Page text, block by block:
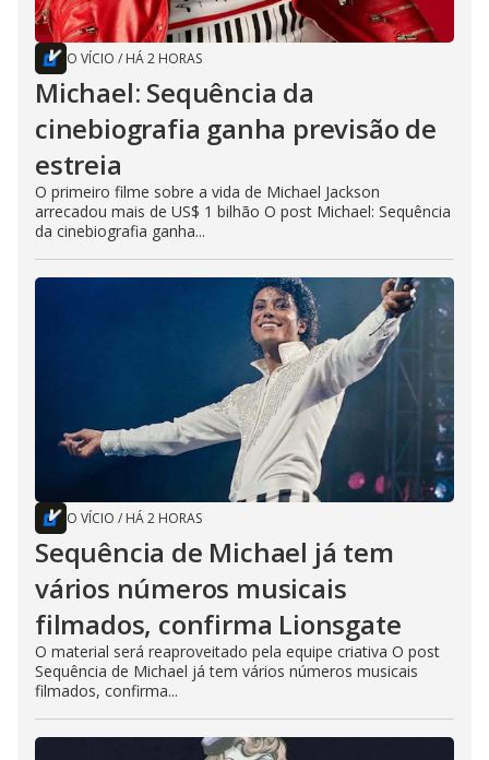
O VÍCIO / HÁ 2 HORAS
Michael: Sequência da
cinebiografia ganha previsão de
estreia
O primeiro filme sobre a vida de Michael Jackson
arrecadou mais de US$ 1 bilhão O post Michael: Sequência
da cinebiografia ganha...
O VÍCIO / HÁ 2 HORAS
Sequência de Michael já tem
vários números musicais
filmados, confirma Lionsgate
O material será reaproveitado pela equipe criativa O post
Sequência de Michael já tem vários números musicais
filmados, confirma...